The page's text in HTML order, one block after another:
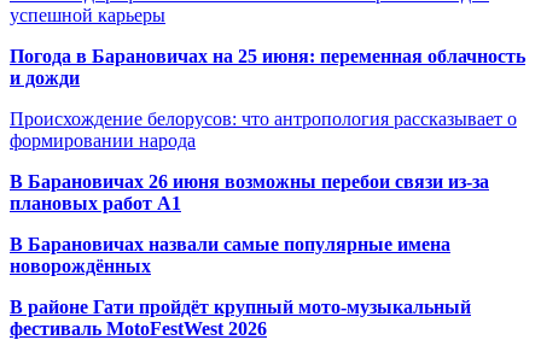
успешной карьеры
Погода в Барановичах на 25 июня: переменная облачность
и дожди
Происхождение белорусов: что антропология рассказывает о
формировании народа
В Барановичах 26 июня возможны перебои связи из-за
плановых работ A1
В Барановичах назвали самые популярные имена
новорождённых
В районе Гати пройдёт крупный мото-музыкальный
фестиваль MotoFestWest 2026